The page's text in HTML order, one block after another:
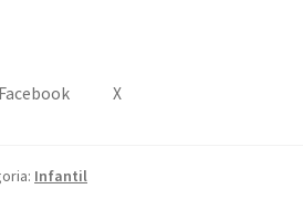
Facebook X
Infantil